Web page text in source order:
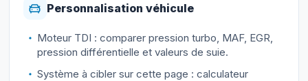
Personnalisation véhicule
Moteur TDI : comparer pression turbo, MAF, EGR,
pression différentielle et valeurs de suie.
Système à cibler sur cette page : calculateur